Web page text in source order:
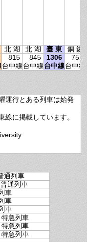
北 湖 北 湖 臺 東
銅 鑼
815 845 1306
751
台中線 台中線 台中線台中線
運行とある列車は始発
に掲載しています。
通列車
通列車
車
車
車
特急列車
特急列車
特急列車